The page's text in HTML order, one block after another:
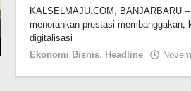
KALSELMAJU.COM, BANJARBARU
menorahkan prestasi
digitalisasi
Ekonomi Bisnis, Headline